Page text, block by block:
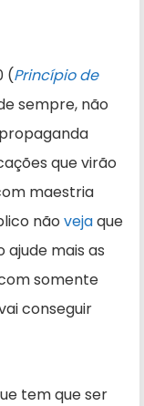
(Princípio de
sempre, não
que virão
maestria
não vejaque
ajude mais as
somente
conseguir
tem que ser